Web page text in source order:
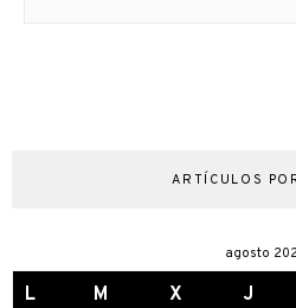
ARTÍCULOS
agosto
L M X J